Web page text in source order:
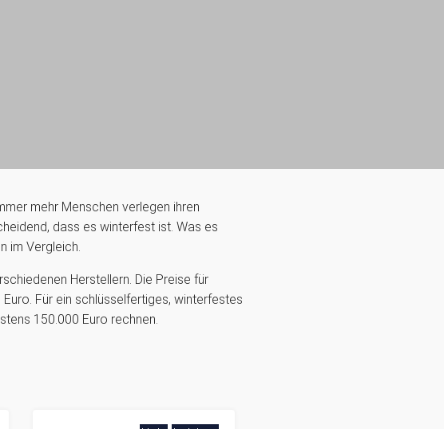
mehr Menschen verlegen ihren
dass es winterfest ist. Was es
im Vergleich.
Herstellern. Die Preise für
Für ein schlüsselfertiges, winterfestes
150.000 Euro rechnen.